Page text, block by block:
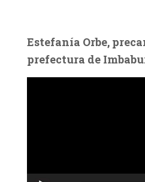
Estefanía Orbe,
prefectura de
c